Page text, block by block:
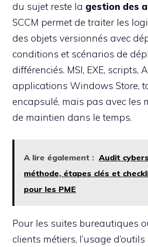
du sujet reste la gestion des
SCCM permet de traiter les
des objets versionnés avec
conditions et scénarios de
différenciés. MSI, EXE, scripts,
applications Windows Store,
encapsulé, mais pas avec les
de maintien dans le temps.
A lire également : Audit
méthode, étapes clés et
pour les PME
Pour les suites bureautiques
clients métiers, l’usage